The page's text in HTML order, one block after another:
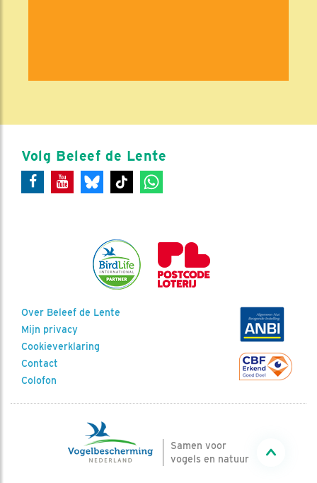
Volg Beleef de Lente
Over Beleef de Lente
Mijn privacy
Cookieverklaring
Contact
Colofon
Samen voor
vogels en natuur